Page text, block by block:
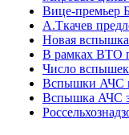
Вице-премьер
А.Ткачев
Новая
В рамках ВТО
Число вспышек
Вспышки АЧС
Вспышка АЧС